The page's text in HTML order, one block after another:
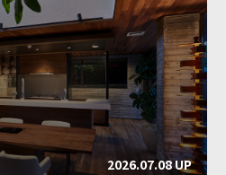
2026.07.08 UP